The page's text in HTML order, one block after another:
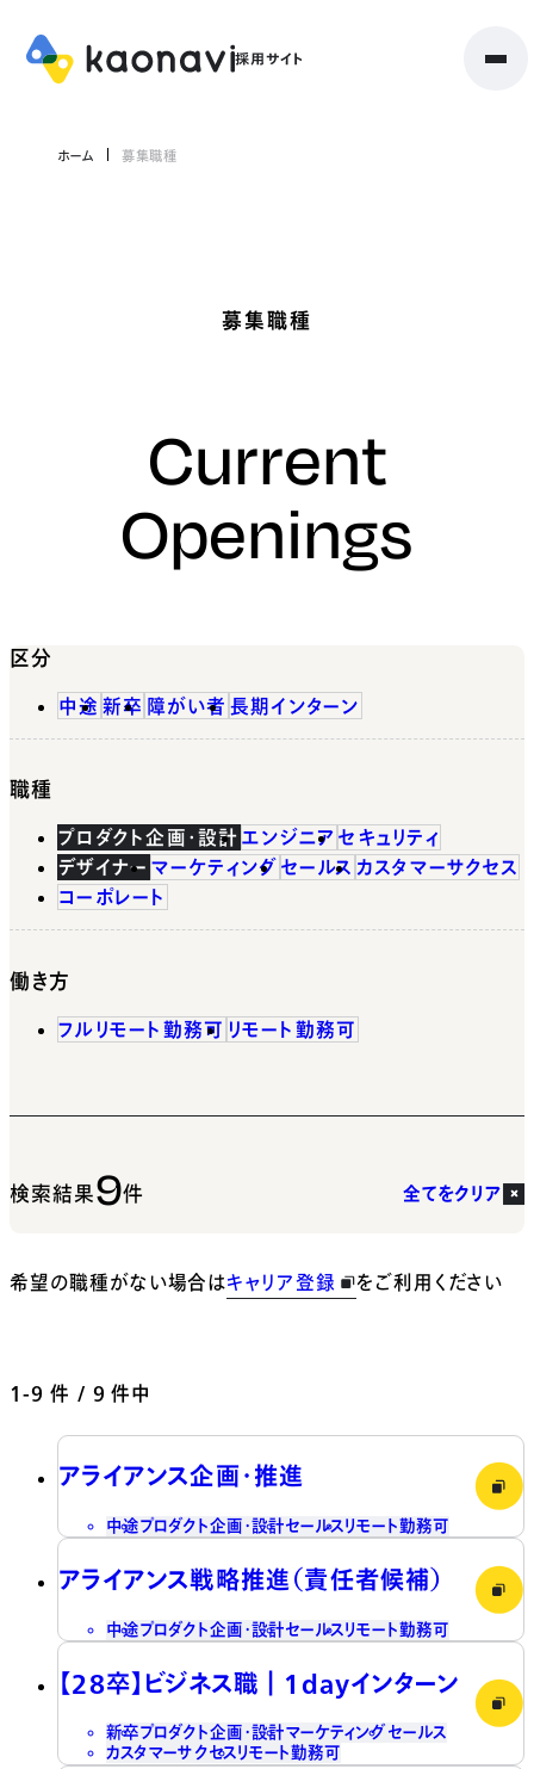
ホーム 募集職種
募集職種
Current
Openings
区分
中途 新卒 障がい者 長期インターン
職種
プロダクト企画・設計 エンジニア セキュリティ
デザイナー マーケティング セールス カスタマーサクセス
コーポレート
働き方
フルリモート勤務可 リモート勤務可
検索結果9件 全てをクリア
希望の職種がない場合はキャリア登録 をご利用ください
1-9 件 / 9 件中
アライアンス企画・推進
中途プロダクト企画・設計セールスリモート勤務可
アライアンス戦略推進（責任者候補）
中途プロダクト企画・設計セールス リモート勤務可
【28卒】ビジネス職┃1dayインターン
新卒プロダクト企画・設計マーケティング セールス
カスタマーサクセスリモート勤務可